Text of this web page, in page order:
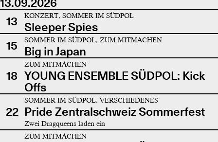
13
KONZERT, SOMMER IM SÜDPOL
Sleeper Spies
15
SOMMER IM SÜDPOL, ZUM MITMACHEN
Big in Japan
18
ZUM MITMACHEN
YOUNG ENSEMBLE SÜDPOL: Kick
Offs
22
SOMMER IM SÜDPOL, VERSCHIEDENES
Pride Zentralschweiz Sommerfest
Zwei Dragqueens laden ein
ZUM MITMACHEN